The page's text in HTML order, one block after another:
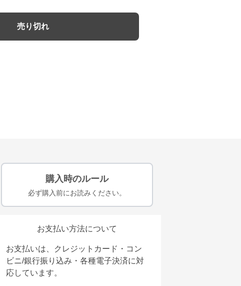
売り切れ
購入時のルール
必ず購入前にお読みください。
お支払い方法について
お支払いは、クレジットカード・コン
ビニ/銀行振り込み・各種電子決済に対
応しています。